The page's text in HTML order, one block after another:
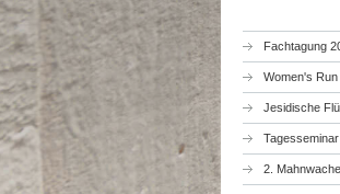
Fachtagung
Women's Run
Jesidische
2.